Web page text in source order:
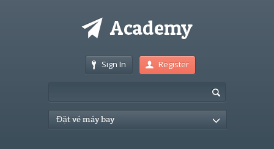
Sign In Register
Đặt vé máy bay